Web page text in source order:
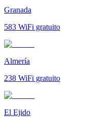
Granada
583 WiFi gratuito
Almería
238 WiFi gratuito
El Ejido